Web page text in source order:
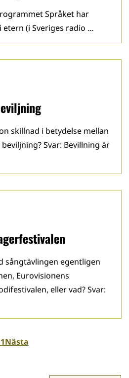
Språket har
(i Sveriges radio …
skillnad i betydelse mellan
Svar: Bevillning är
sångtävlingen egentlig­en
Eurovisionens
eller vad? Svar:
Nästa